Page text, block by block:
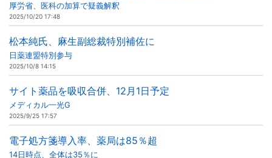
厚労省、医科の加算で疑義解釈
2025/10/20 17:48
松本純氏、麻生副総裁特別補佐に
日薬連盟特別参与
2025/10/8 14:15
サイト薬品を吸収合併、12月1日予定
メディカル一光G
2025/9/25 17:57
電子処方箋導入率、薬局は85％超
14日時点、全体は35％に